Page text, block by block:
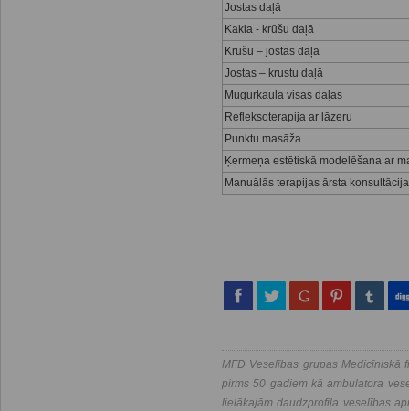
Jostas daļā
Kakla - krūšu daļā
Krūšu – jostas daļā
Jostas – krustu daļā
Mugurkaula visas daļas
Refleksoterapija ar lāzeru
Punktu masāža
Ķermeņa estētiskā modelēšana ar
Manuālās terapijas ārsta konsultācija
MFD Veselības grupas Medicīniskā
pirms 50 gadiem kā ambulatora
lielākajām daudzprofila veselības